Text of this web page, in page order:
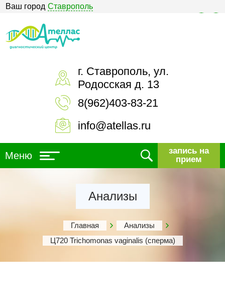
Ваш город Ставрополь
г. Ставрополь, ул.
Родосская д. 13
8(962)403-83-21
info@atellas.ru
Меню
запись на
прием
Анализы
Главная
Анализы
Ц720 Trichomonas vaginalis (сперма)